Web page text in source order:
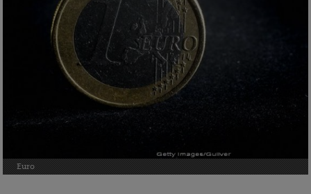
Euro